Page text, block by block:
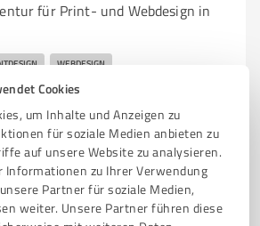
Cookies
um Inhalte und Anzeigen zu
für soziale Medien anbieten zu
auf unsere Website zu analysieren.
Informationen zu Ihrer Verwendung
Partner für soziale Medien,
weiter. Unsere Partner führen diese
für Print- und Webdesign in
WEBDESIGN
KREATIVE LÖSUNGEN
DIGITALE MEDIEN
LÖSUNGEN AGENTUR FÜR WERBUNG
Straße 9, 95679 Waldershof